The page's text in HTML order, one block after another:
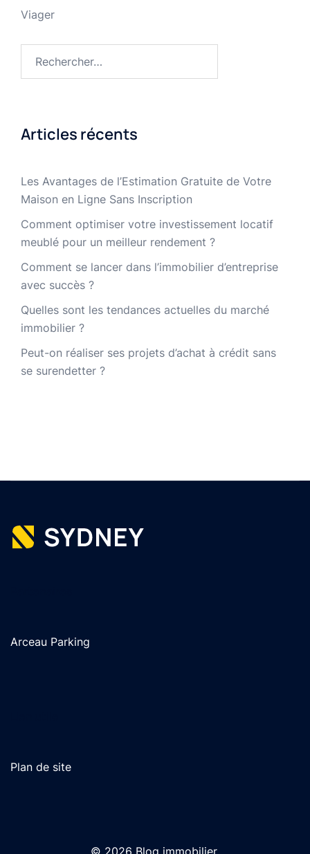
Viager
Articles récents
Les Avantages de l’Estimation Gratuite de Votre
Maison en Ligne Sans Inscription
Comment optimiser votre investissement locatif
meublé pour un meilleur rendement ?
Comment se lancer dans l’immobilier d’entreprise
avec succès ?
Quelles sont les tendances actuelles du marché
immobilier ?
Peut-on réaliser ses projets d’achat à crédit sans
se surendetter ?
Arceau Parking
Plan de site
© 2026 Blog immobilier.